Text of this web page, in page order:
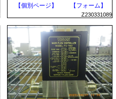
【個別ページ】
【フォーム】
Z230331089